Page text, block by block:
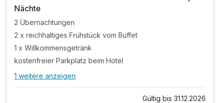
Nächte
2 Übernachtungen
2 x reichhaltiges Frühstück vom Buffet
1 x Willkommensgetränk
kostenfreier Parkplatz beim Hotel
Alle Inklusivleistungen
1 weitere anzeigen
Gültig bis 31.12.2026